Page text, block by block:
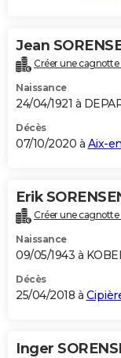
Jean
Créer une cagnotte
Naissance
24/04/1921 à
Décès
07/10/2020 à Aix-
Erik
Créer une cagnotte
Naissance
09/05/1943 à
Décès
25/04/2018 à
Inger